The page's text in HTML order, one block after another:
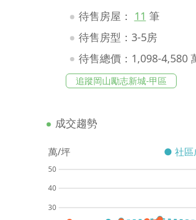
待售房屋：
11 筆
待售房型：3-5房
待售總價：1,098-4,580
追蹤岡山勵志新城-甲區
成交趨勢
萬/坪 ● 社區
30
40
50